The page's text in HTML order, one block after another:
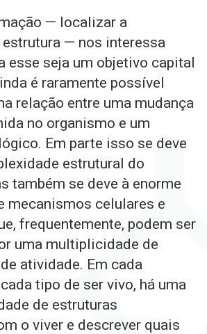
— localizar a
estrutura — nos interessa
esse seja um objetivo capital
é raramente possível
relação entre uma mudança
no organismo e um
Em parte isso se deve
estrutural do
também se deve à enorme
mecanismos celulares e
frequentemente, podem ser
uma multiplicidade de
atividade. Em cada
tipo de ser vivo, há uma
de estruturas
o viver e descrever quais